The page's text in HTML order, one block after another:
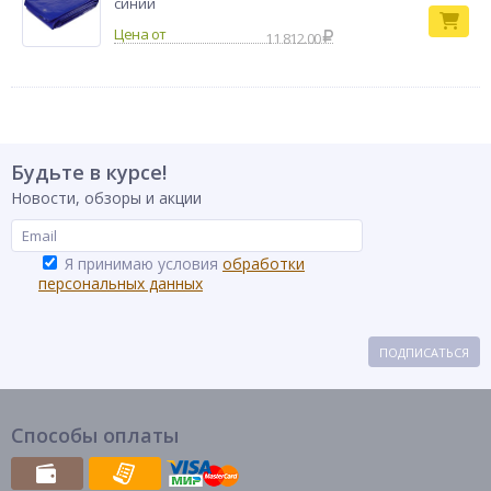
11 812.00
Будьте в курсе!
Новости, обзоры и акции
Я принимаю условия обработки
персональных данных
ПОДПИСАТЬСЯ
Способы оплаты